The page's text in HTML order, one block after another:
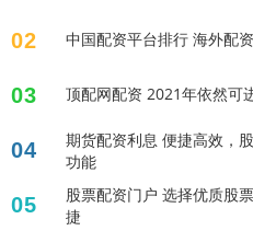
02 中国配资平台排行 海外配
03 顶配网配资 2021年依然可
04
期货配资利息 便捷高效，
功能
05
股票配资门户 选择优质股
捷